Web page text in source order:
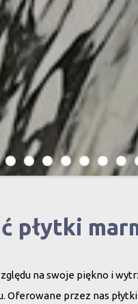
płytki
na swoje piękno i
przez nas